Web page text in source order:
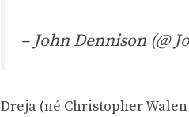
– John Dennison (@
Dreja (né Christopher